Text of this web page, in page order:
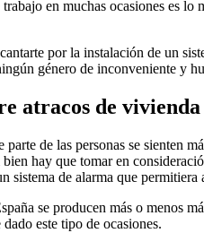
en muchas ocasiones es
por la instalación de un
género de inconveniente y
atracos de vivienda
de las personas se sienten
hay que tomar en
sistema de alarma que
se producen más o menos
este tipo de ocasiones.